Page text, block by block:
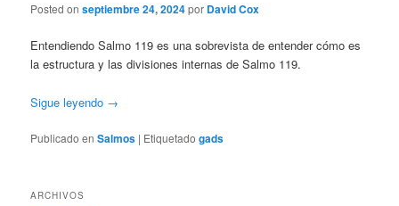
Posted onseptiembre 24, 2024por David Cox
Entendiendo Salmo 119 es una sobrevista de entender cómo es
la estructura y las divisiones internas de Salmo 119.
Sigue leyendo →
Publicado en Salmos | Etiquetado gads
ARCHIVOS